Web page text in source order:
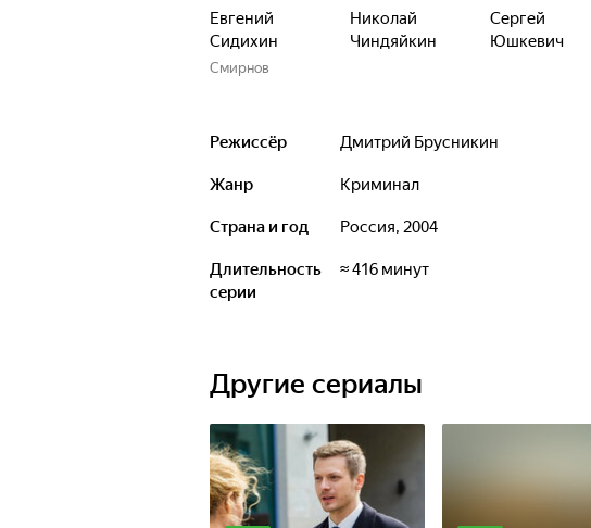
Евгений
Сидихин
Смирнов
Николай
Чиндяйкин
Сергей
Юшкевич
Режиссёр Дмитрий Брусникин
Жанр криминал
Страна и год Россия, 2004
Длительность
серии
≈ 416 минут
Другие сериалы